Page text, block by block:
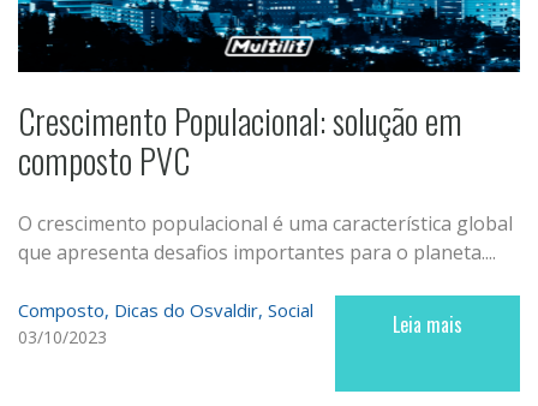
Crescimento Populacional: solução em
composto PVC
O crescimento populacional é uma característica global
que apresenta desafios importantes para o planeta....
Composto Dicas do Osvaldir Social
03/10/2023 Leia mais